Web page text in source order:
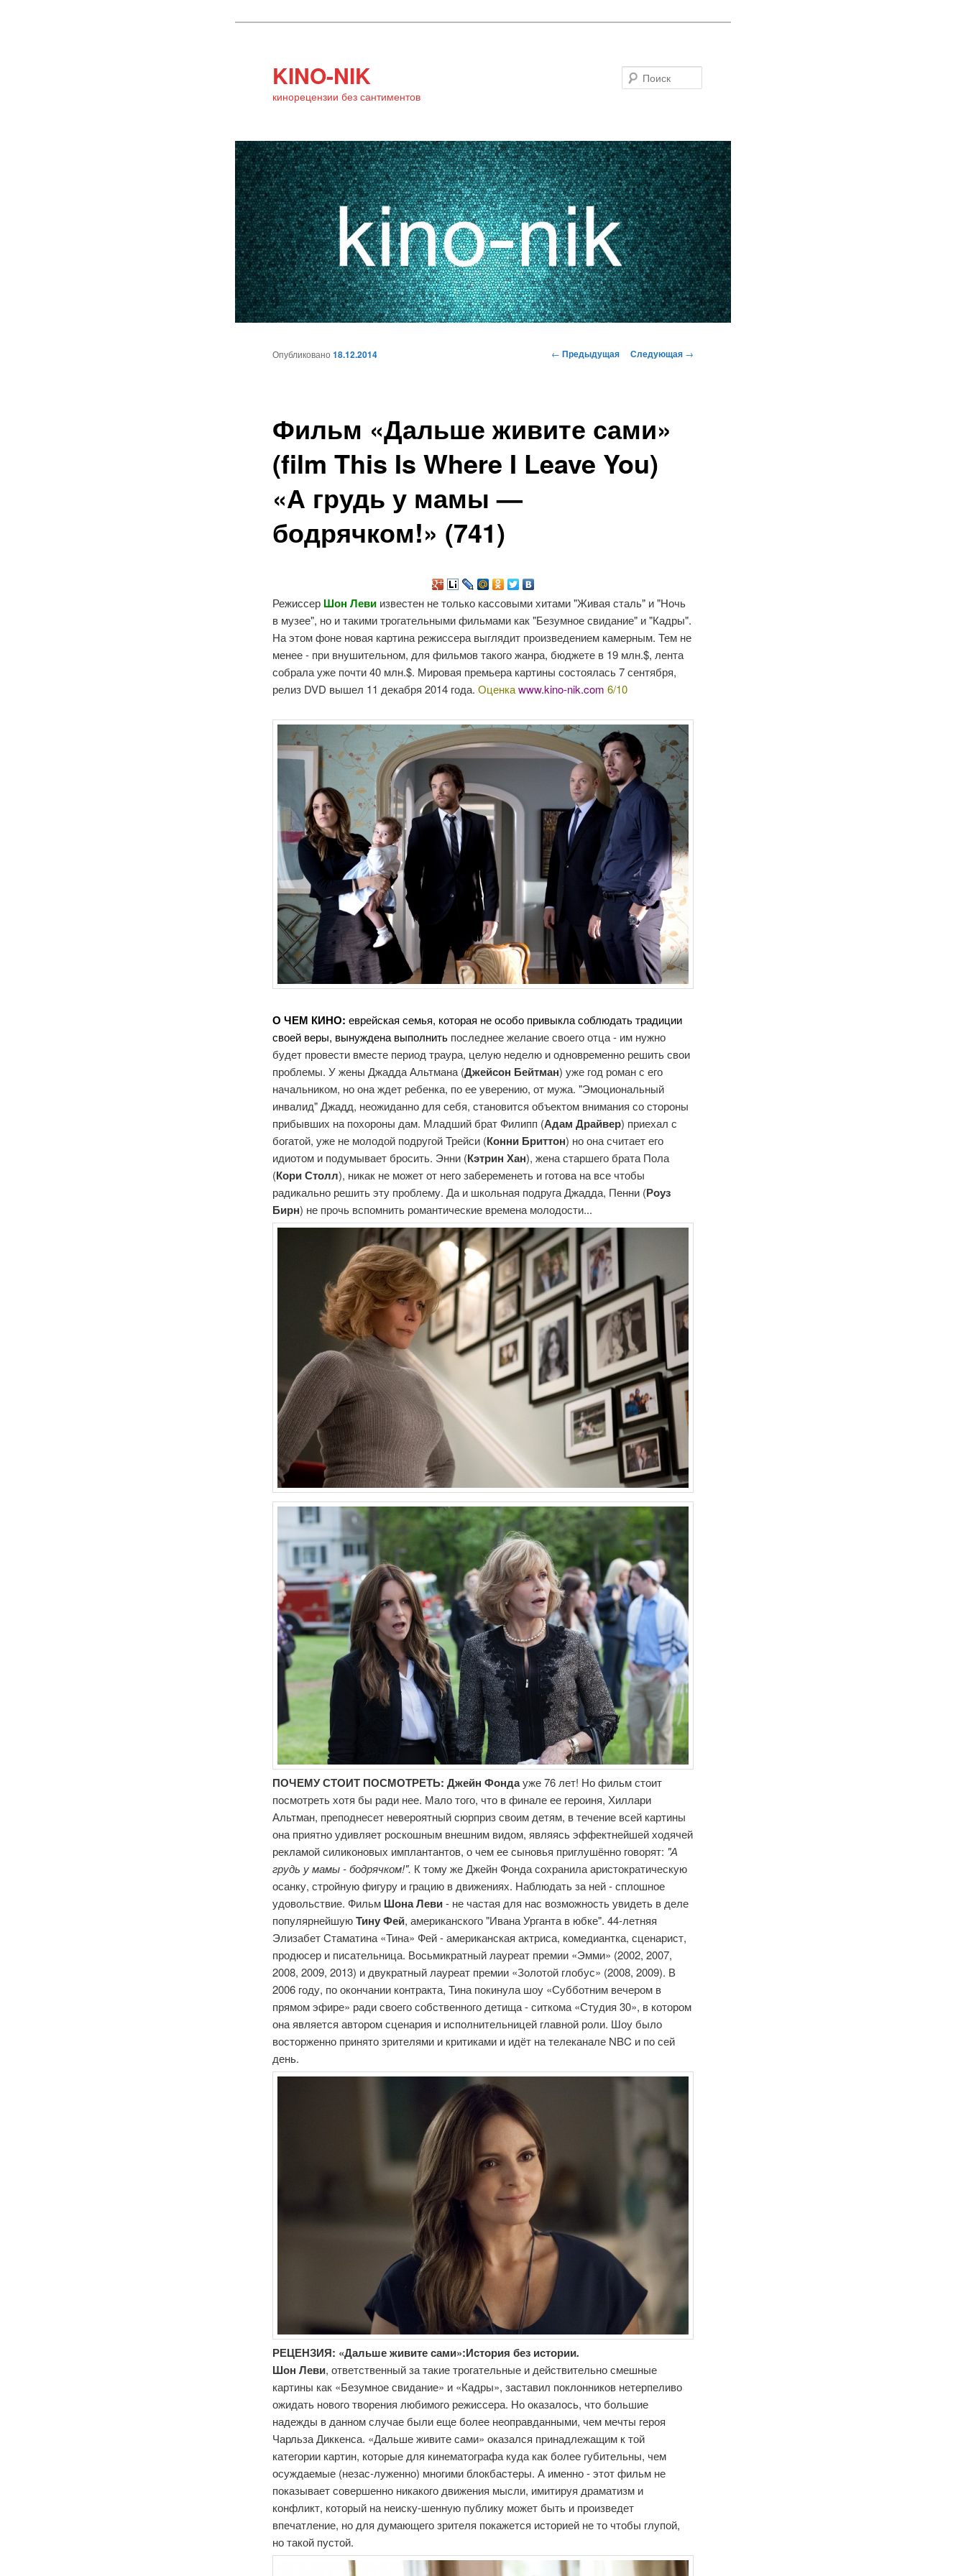
KINO-NIK
кинорецензии без сантиментов
Навигация
← Предыдущая Следующая →
Фильм «Дальше живите сами»
(film This Is Where I Leave You)
«А грудь у мамы —
бодрячком!» (741)
Опубликовано18.12.2014
Режиссер Шон Леви известен не только кассовыми хитами "Живая сталь" и "Ночь
в музее", но и такими трогательными фильмами как "Безумное свидание" и "Кадры".
На этом фоне новая картина режиссера выглядит произведением камерным. Тем не
менее - при внушительном, для фильмов такого жанра, бюджете в 19 млн.$, лента
собрала уже почти 40 млн.$. Мировая премьера картины состоялась 7 сентября,
релиз DVD вышел 11 декабря 2014 года.Оценкаwww.kino-nik.com6/10
О ЧЕМ КИНО: еврейская семья, которая не особо привыкла соблюдать традиции
своей веры, вынуждена выполнить последнее желание своего отца - им нужно
будет провести вместе период траура, целую неделю и одновременно решить свои
проблемы. У жены Джадда Альтмана (Джейсон Бейтман) уже год роман с его
начальником, но она ждет ребенка, по ее уверению, от мужа. "Эмоциональный
инвалид" Джадд, неожиданно для себя, становится объектом внимания со стороны
прибывших на похороны дам. Младший брат Филипп (Адам Драйвер) приехал с
богатой, уже не молодой подругой Трейси (Конни Бриттон) но она считает его
идиотом и подумывает бросить. Энни (Кэтрин Хан), жена старшего брата Пола
(Кори Столл), никак не может от него забеременеть и готова на все чтобы
радикально решить эту проблему. Да и школьная подруга Джадда, Пенни (Роуз
Бирн) не прочь вспомнить романтические времена молодости...
ПОЧЕМУ СТОИТ ПОСМОТРЕТЬ: Джейн Фондауже 76 лет! Но фильм стоит
посмотреть хотя бы ради нее. Мало того, что в финале ее героиня, Хиллари
Альтман, преподнесет невероятный сюрприз своим детям, в течение всей картины
она приятно удивляет роскошным внешним видом, являясь эффектнейшей ходячей
рекламой силиконовых имплантантов, о чем ее сыновья приглушённо говорят: "А
грудь у мамы - бодрячком!". К тому же Джейн Фонда сохранила аристократическую
осанку, стройную фигуру и грацию в движениях. Наблюдать за ней - сплошное
удовольствие. Фильм Шона Леви- не частая для нас возможность увидеть в деле
популярнейшуюТину Фей, американского "Ивана Урганта в юбке". 44-летняя
Элизабет Стаматина «Тина» Фей - американская актриса, комедиантка, сценарист,
продюсер и писательница. Восьмикратный лауреат премии «Эмми» (2002, 2007,
2008, 2009, 2013) и двукратный лауреат премии «Золотой глобус» (2008, 2009). В
2006 году, по окончании контракта, Тина покинула шоу «Субботним вечером в
прямом эфире» ради своего собственного детища - ситкома «Студия 30», в котором
она является автором сценария и исполнительницей главной роли. Шоу было
восторженно принято зрителями и критиками и идёт на телеканале NBC и по сей
день.
РЕЦЕНЗИЯ: «Дальше живите сами»:История без истории.
Шон Леви, ответственный за такие трогательные и действительно смешные
картины как «Безумное свидание» и «Кадры», заставил поклонников нетерпеливо
ожидать нового творения любимого режиссера. Но оказалось, что большие
надежды в данном случае были еще более неоправданными, чем мечты героя
Чарльза Диккенса. «Дальше живите сами» оказался принадлежащим к той
категории картин, которые для кинематографа куда как более губительны, чем
осуждаемые (незас-луженно) многими блокбастеры. А именно - этот фильм не
показывает совершенно никакого движения мысли, имитируя драматизм и
конфликт, который на неиску-шенную публику может быть и произведет
впечатление, но для думающего зрителя покажется историей не то чтобы глупой,
но такой пустой.